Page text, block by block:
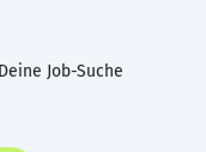
Job-Suche